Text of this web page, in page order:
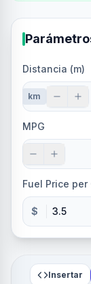
Distancia (m)
km
MPG
Fuel Price per
$
Insertar